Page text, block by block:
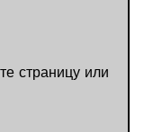
страницу или